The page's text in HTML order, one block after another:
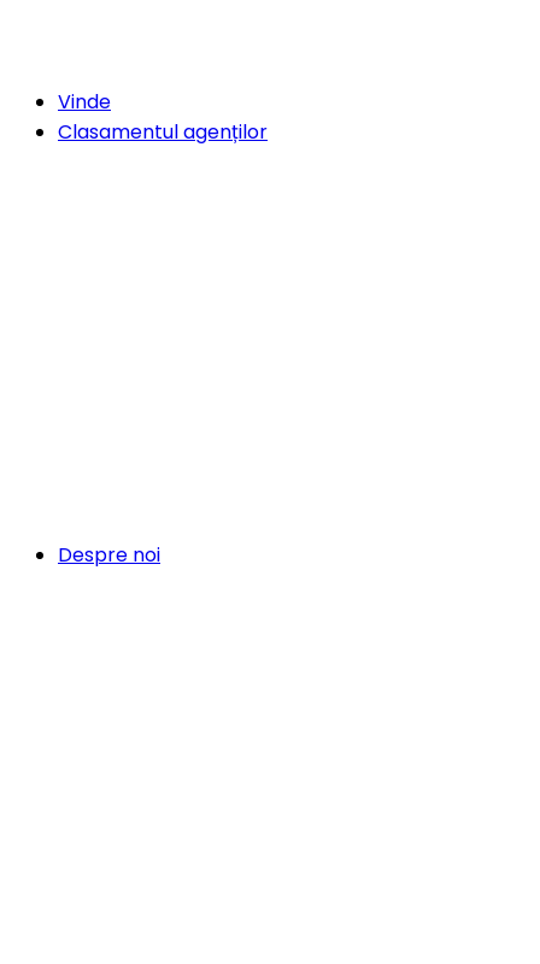
Vinde
Clasamentul agenților
Despre noi